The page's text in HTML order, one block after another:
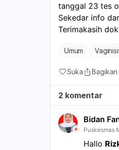
tanggal 23 tes
Sekedar info
Terimakasih dok
Umum
Suka Bagikan
2 komentar
Bidan
Puskesmas
Hallo